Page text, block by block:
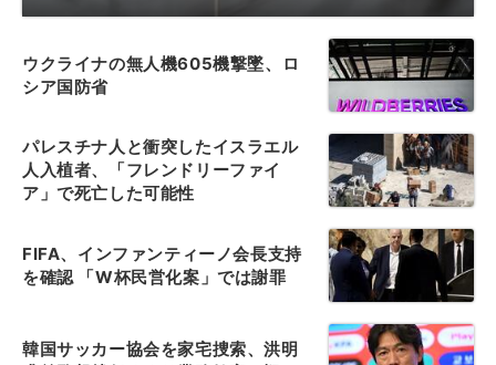
ウクライナの無人機605機撃墜、ロ
シア国防省
パレスチナ人と衝突したイスラエル
人入植者、「フレンドリーファイ
ア」で死亡した可能性
FIFA、インファンティーノ会長支持
を確認 「W杯民営化案」では謝罪
韓国サッカー協会を家宅捜索、洪明